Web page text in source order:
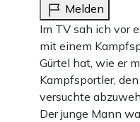
Melden
Im TV sah ich vor
mit einem
Gürtel hat, wie er
Kampfsportler,
versuchte
Der junge Mann